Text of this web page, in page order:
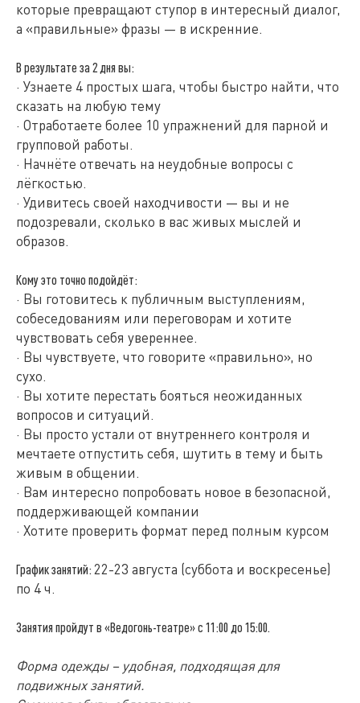
которые превращают ступор в интересный диалог,
а «правильные» фразы — в искренние.
В результате за 2 дня вы:
· Узнаете 4 простых шага, чтобы быстро найти, что
сказать на любую тему
· Отработаете более 10 упражнений для парной и
групповой работы.
· Начнёте отвечать на неудобные вопросы с
лёгкостью.
· Удивитесь своей находчивости — вы и не
подозревали, сколько в вас живых мыслей и
образов.
Кому это точно подойдёт:
· Вы готовитесь к публичным выступлениям,
собеседованиям или переговорам и хотите
чувствовать себя увереннее.
· Вы чувствуете, что говорите «правильно», но
сухо.
· Вы хотите перестать бояться неожиданных
вопросов и ситуаций.
· Вы просто устали от внутреннего контроля и
мечтаете отпустить себя, шутить в тему и быть
живым в общении.
· Вам интересно попробовать новое в безопасной,
поддерживающей компании
· Хотите проверить формат перед полным курсом
График занятий: 22-23 августа (суббота и воскресенье)
по 4 ч.
Занятия пройдут в «Ведогонь-театре» с 11:00 до 15:00.
Форма одежды – удобная, подходящая для
подвижных занятий.